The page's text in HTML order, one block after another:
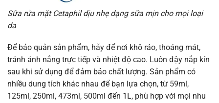
Sữa rửa mặt Cetaphil dịu nhẹ dạng sữa mịn cho mọi loại
da
Để bảo quản sản phẩm, hãy để nơi khô ráo, thoáng mát,
tránh ánh nắng trực tiếp và nhiệt độ cao. Luôn đậy nắp kín
sau khi sử dụng để đảm bảo chất lượng. Sản phẩm có
nhiều dung tích khác nhau để bạn lựa chọn, từ 59ml,
125ml, 250ml, 473ml, 500ml đến 1L, phù hợp với mọi nhu